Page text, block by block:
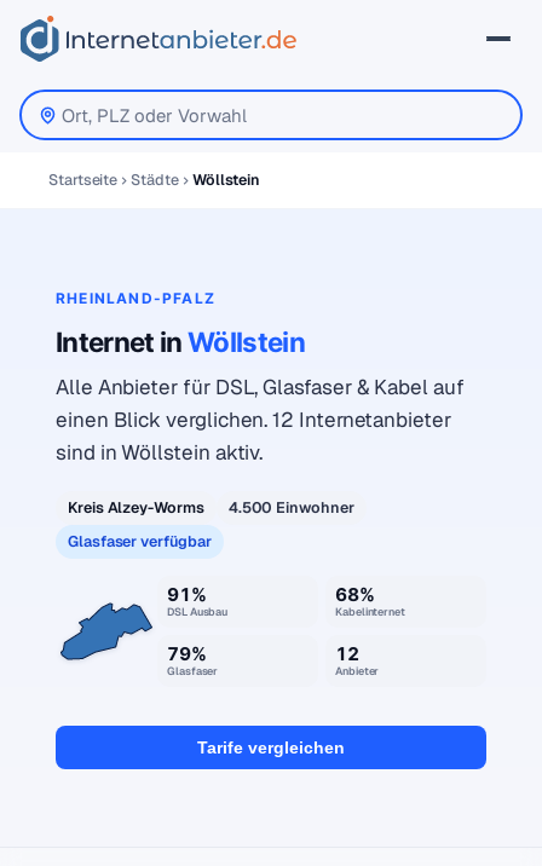
Startseite Städte Wöllstein
RHEINLAND-PFALZ
Internet inWöllstein
Alle Anbieter für DSL, Glasfaser & Kabel auf
einen Blick verglichen. 12 Internetanbieter
sind in Wöllstein aktiv.
Kreis Alzey-Worms
4.500 Einwohner
Glasfaser verfügbar
91%
DSL Ausbau
68%
Kabelinternet
79%
Glasfaser
12
Anbieter
Tarife vergleichen